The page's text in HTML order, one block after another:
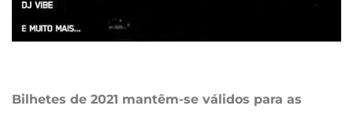
Bilhetes de 2021 mantêm-se válidos para as